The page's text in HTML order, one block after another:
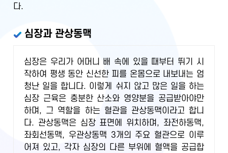
다.
심장과 관상동맥
심장은 우리가 어머니 배 속에 있을 때부터 뛰기 시
작하여 평생 동안 신선한 피를 온몸으로 내보내는 엄
청난 일을 합니다. 이렇게 쉬지 않고 많은 일을 하는
심장 근육은 충분한 산소와 영양분을 공급받아야만
하며, 그 역할을 하는 혈관을 관상동맥이라고 합니
다. 관상동맥은 심장 표면에 위치하며, 좌전하동맥,
좌회선동맥, 우관상동맥 3개의 주요 혈관으로 이루
어져 있고, 각자 심장의 다른 부위에 혈액을 공급합